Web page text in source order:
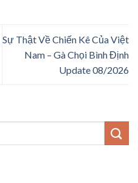
Sự Thật Về Chiến Kê Của Việt
Nam – Gà Chọi Bình Định
Update 08/2026